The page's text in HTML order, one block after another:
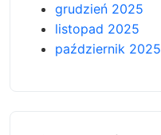
grudzień 2025
listopad 2025
październik 2025